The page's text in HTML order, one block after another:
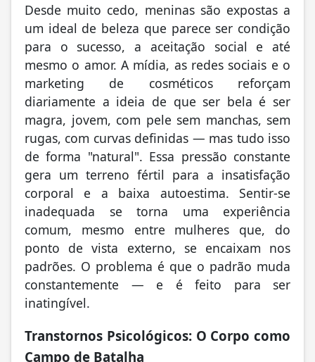
Desde muito cedo, meninas são expostas a
um ideal de beleza que parece ser condição
para o sucesso, a aceitação social e até
mesmo o amor. A mídia, as redes sociais e o
marketing de cosméticos reforçam
diariamente a ideia de que ser bela é ser
magra, jovem, com pele sem manchas, sem
rugas, com curvas definidas — mas tudo isso
de forma "natural". Essa pressão constante
gera um terreno fértil para a insatisfação
corporal e a baixa autoestima. Sentir-se
inadequada se torna uma experiência
comum, mesmo entre mulheres que, do
ponto de vista externo, se encaixam nos
padrões. O problema é que o padrão muda
constantemente — e é feito para ser
inatingível.
Transtornos Psicológicos: O Corpo como
Campo de Batalha